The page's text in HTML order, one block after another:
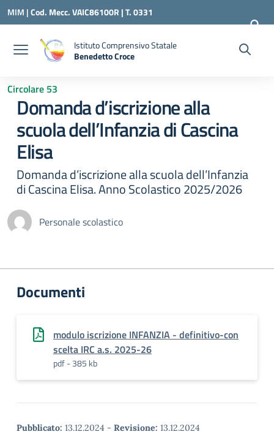
Vai ai contenuti
Vai al menu di navigazione
Vai al footer
MIM |Cod. Mecc. VAIC86100R | T. 0331
240260 | VAIC86100R@ISTRUZIONE.IT
Istituto Comprensivo Statale
Benedetto Croce
Circolare 53
Domanda d’iscrizione alla
scuola dell’Infanzia di Cascina
Elisa
Domanda d’iscrizione alla scuola dell’Infanzia
di Cascina Elisa. Anno Scolastico 2025/2026
Personale scolastico
Documenti
modulo iscrizione INFANZIA - definitivo-con
scelta IRC a.s. 2025-26
pdf - 385 kb
Pubblicato: 13.12.2024 - Revisione: 13.12.2024